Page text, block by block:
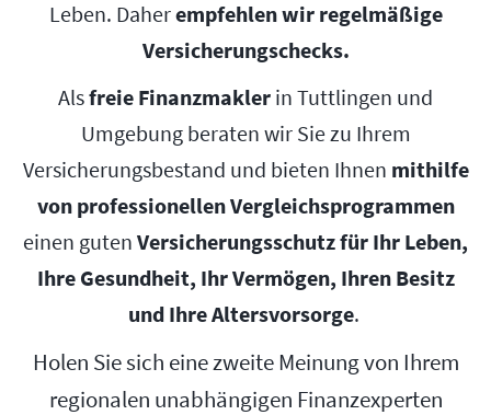
Leben. Daherempfehlen wir regelmäßige
Versicherungschecks.
Alsfreie Finanzmakler in Tuttlingen und
Umgebung beraten wir Sie zu Ihrem
Versicherungsbestand und bieten Ihnen mithilfe
von professionellen Vergleichsprogrammen
einen guten Versicherungsschutz für Ihr Leben,
Ihre Gesundheit, Ihr Vermögen, Ihren Besitz
und Ihre Altersvorsorge.
Holen Sie sich eine zweite Meinung von Ihrem
regionalen unabhängigen Finanzexperten